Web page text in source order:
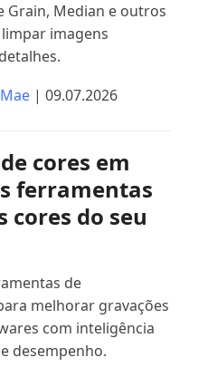
Grain, Median e outros
imagens
| 09.07.2026
cores em
ferramentas
cores do seu
de
melhorar gravações
com inteligência
desempenho.